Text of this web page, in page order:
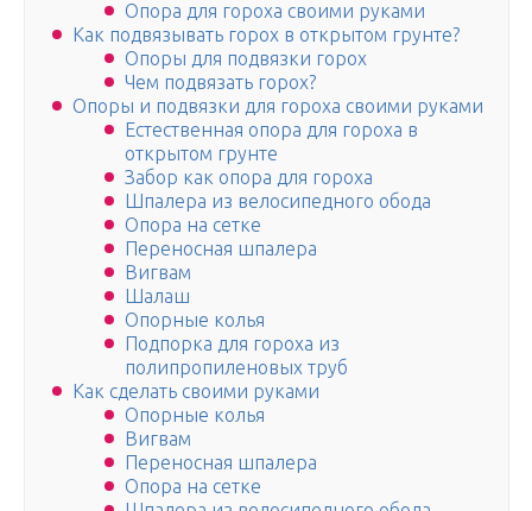
Опора для гороха своими руками
Как подвязывать горох в открытом грунте?
Опоры для подвязки горох
Чем подвязать горох?
Опоры и подвязки для гороха своими руками
Естественная опора для гороха в
открытом грунте
Забор как опора для гороха
Шпалера из велосипедного обода
Опора на сетке
Переносная шпалера
Вигвам
Шалаш
Опорные колья
Подпорка для гороха из
полипропиленовых труб
Как сделать своими руками
Опорные колья
Вигвам
Переносная шпалера
Опора на сетке